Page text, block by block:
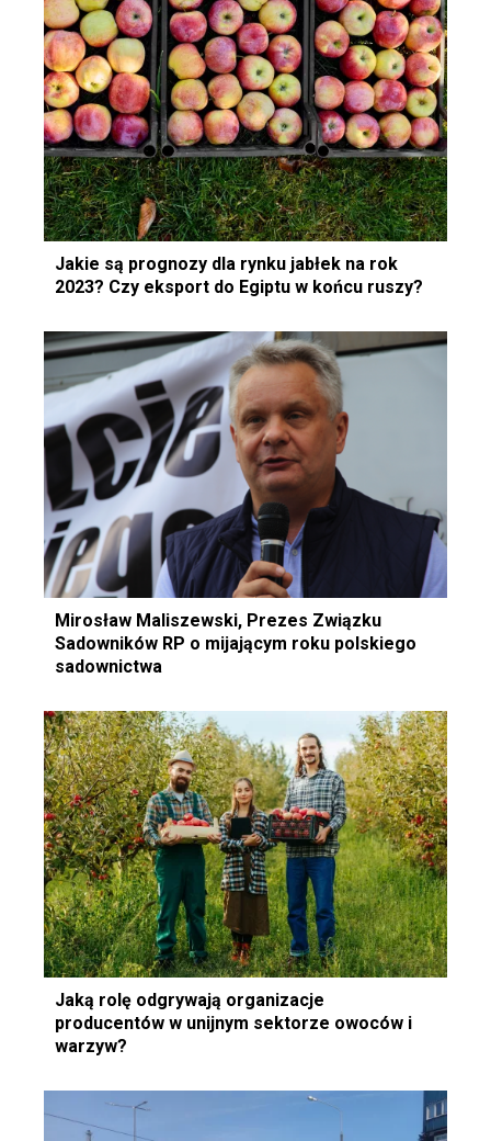
Jakie są prognozy dla rynku jabłek na rok
2023? Czy eksport do Egiptu w końcu ruszy?
Mirosław Maliszewski, Prezes Związku
Sadowników RP o mijającym roku polskiego
sadownictwa
Jaką rolę odgrywają organizacje
producentów w unijnym sektorze owoców i
warzyw?